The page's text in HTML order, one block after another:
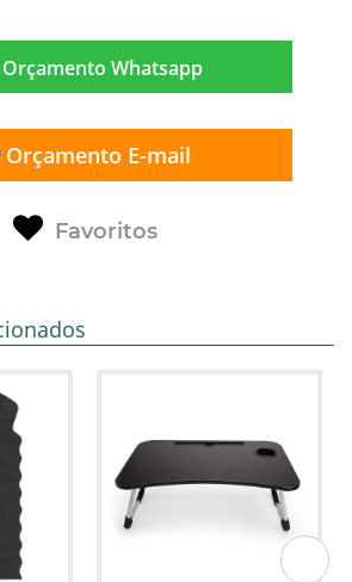
Orçamento Whatsapp
Orçamento E-mail
Favoritos